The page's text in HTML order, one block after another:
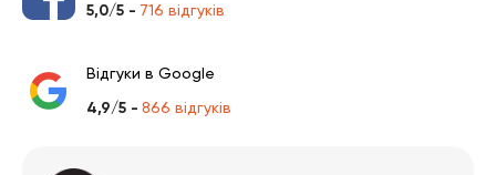
5,0/5 - 716 відгуків
Відгуки в Google
4,9/5 - 866 відгуків